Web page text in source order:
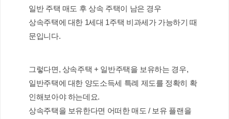
일반 주택 매도 후 상속 주택이 남은 경우
상속주택에 대한 1세대 1주택 비과세가 가능하기 때
문입니다.
그렇다면, 상속주택 + 일반주택을 보유하는 경우,
일반주택에 대한 양도소득세 특례 제도를 정확히 확
인해보아야 하는데요.
상속주택을 보유한다면 어떠한 매도 / 보유 플랜을